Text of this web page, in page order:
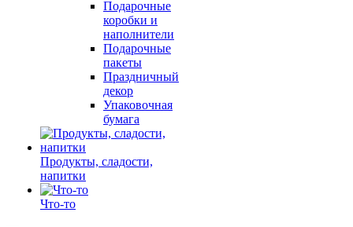
Подарочные
коробки и
наполнители
Подарочные
пакеты
Праздничный
декор
Упаковочная
бумага
Продукты, сладости,
напитки
Что-то